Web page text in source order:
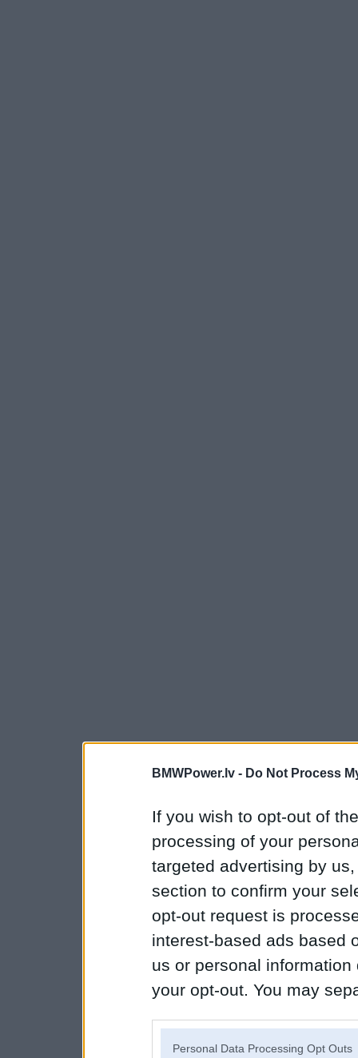
BMWPower.lv - Do Not Process
If you wish to opt-out of
processing of your
targeted advertising by
section to confirm your
opt-out request is
interest-based ads based
us or personal
your opt-out. You may
Personal Data Processing Opt Outs